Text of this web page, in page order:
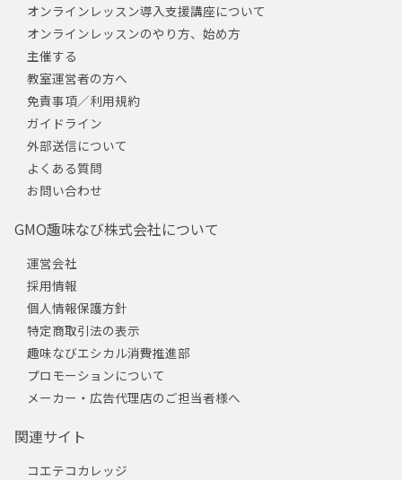
オンラインレッスン導入支援講座について
オンラインレッスンのやり方、始め方
主催する
教室運営者の方へ
免責事項／利用規約
ガイドライン
外部送信について
よくある質問
お問い合わせ
GMO趣味なび株式会社について
運営会社
採用情報
個人情報保護方針
特定商取引法の表示
趣味なびエシカル消費推進部
プロモーションについて
メーカー・広告代理店のご担当者様へ
関連サイト
コエテコカレッジ